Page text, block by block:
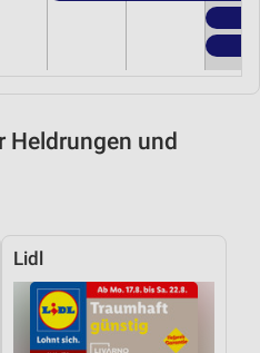
Heldrungen und
Lidl